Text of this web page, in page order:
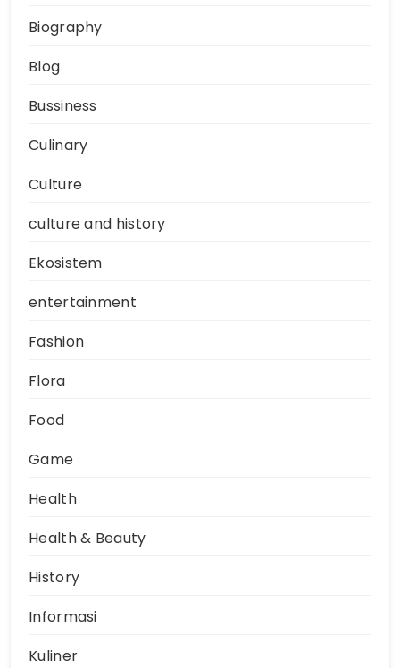
Biography
Blog
Bussiness
Culinary
Culture
culture and history
Ekosistem
entertainment
Fashion
Flora
Food
Game
Health
Health & Beauty
History
Informasi
Kuliner